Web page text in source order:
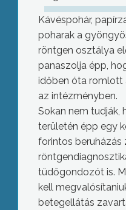
Kávéspohár,
poharak a
röntgen osztálya
panaszolja épp,
időben óta romlott
az intézményben.
Sokan nem tudják,
területén épp egy
forintos beruházás
tüdőgondozót is.
kell
betegellátás